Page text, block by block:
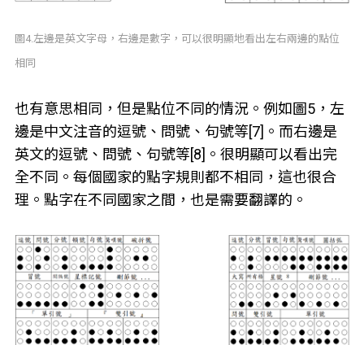
圖4.左邊是英文字母，右邊是數字，可以很明顯地看出左右兩邊的點位
相同
也有意思相同，但是點位不同的情況。例如圖5，左
邊是中文注音的逗號、問號、句號等[7]。而右邊是
英文的逗號、問號、句號等[8]。很明顯可以看出完
全不同。每個國家的點字規則都不相同，這也很合
理。點字在不同國家之間，也是需要翻譯的。